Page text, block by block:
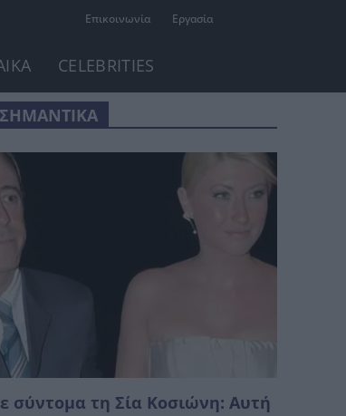
Επικοινωνία Εργασία
CELEBRITIES
σύντομα τη Σία Κοσιώνη: Αυτή